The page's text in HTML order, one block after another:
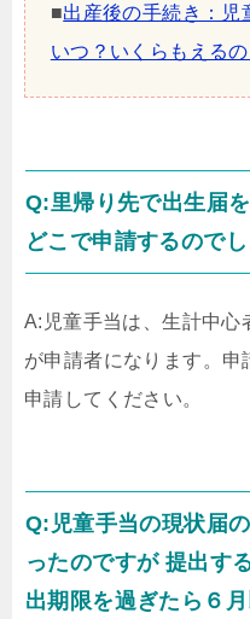
■出産後の手続き：児
いつ？いくらもえるの
Q:里帰り先で出生届
どこで申請するので
A:児童手当は、生計中心
が申請者になります。
申請してください。
Q:児童手当の現状届
ったのですが 提出す
出期限を過ぎたら６